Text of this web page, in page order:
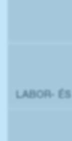
LABOR-